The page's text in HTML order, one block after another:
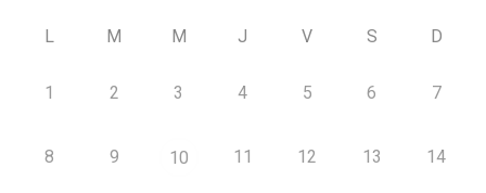
L M M J V S D
1 2 3 4 5 6 7
8 9 10 11 12 13 14